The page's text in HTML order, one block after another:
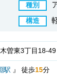
種別
構造
曽東3丁目18-49
駅 』 徒歩15分